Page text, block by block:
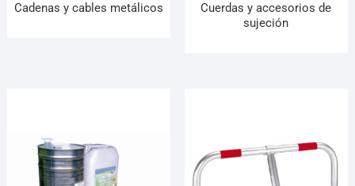
Cadenas y cables metálicos
Cuerdas y accesorios de
sujeción